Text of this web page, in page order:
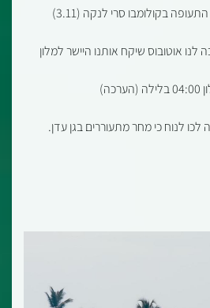
לנו אוטובוס שיקח אותנו היישר למלון
לנוח כי מחר מתעוררים בגן עדן.